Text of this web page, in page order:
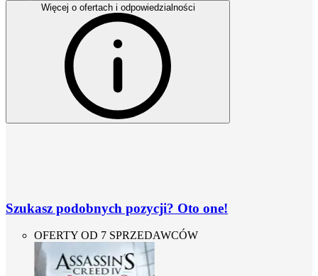
Więcej o ofertach i odpowiedzialności
Szukasz podobnych pozycji? Oto one!
OFERTY OD 7 SPRZEDAWCÓW